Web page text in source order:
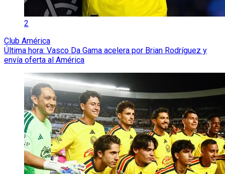
2
Club América
Última hora: Vasco Da Gama acelera por Brian Rodríguez y
envía oferta al América